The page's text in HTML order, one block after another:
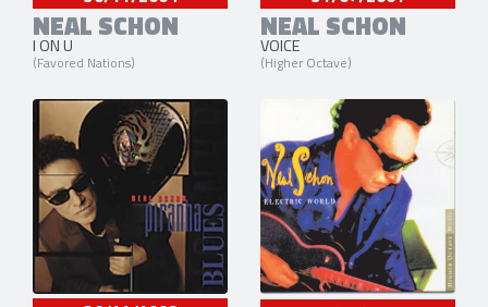
NEAL SCHON
I ON U
(Favored Nations)
NEAL SCHON
VOICE
(Higher Octave)